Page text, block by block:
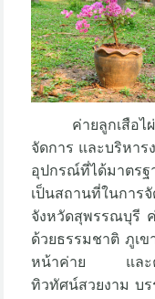
ค่ายลูกเสือไผ่สี
จัดการ และบริหา
อุปกรณ์ที่ได้มาตรฐ
เป็นสถานที่ในกา
จังหวัดสุพรรณบุรี
ด้วยธรรมชาติ ภูเ
หน้าค่าย และคว
ทิวทัศน์สวยงาม บ